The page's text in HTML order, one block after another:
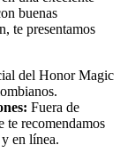
buenas
te presentamos
del Honor Magic
Fuera de
te recomendamos
en línea.